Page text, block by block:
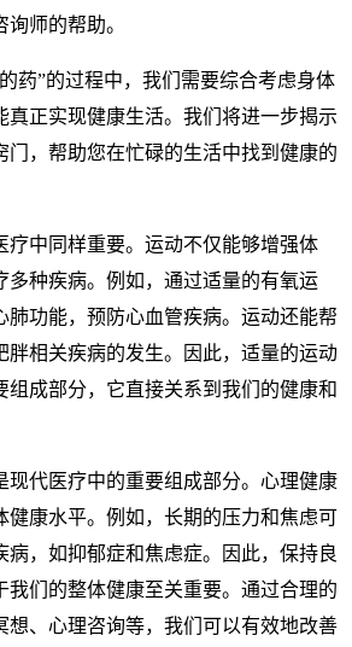
师的帮助。
药”的过程中，我们需要综合考虑身体
真正实现健康生活。我们将进一步揭示
门，帮助您在忙碌的生活中找到健康的
疗中同样重要。运动不仅能够增强体
多种疾病。例如，通过适量的有氧运
肺功能，预防心血管疾病。运动还能帮
胖相关疾病的发生。因此，适量的运动
组成部分，它直接关系到我们的健康和
现代医疗中的重要组成部分。心理健康
健康水平。例如，长期的压力和焦虑可
病，如抑郁症和焦虑症。因此，保持良
我们的整体健康至关重要。通过合理的
想、心理咨询等，我们可以有效地改善